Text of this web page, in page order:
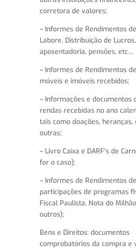
corretora de valores;
– Informes de Rendimentos
Labore, Distribuição de Lucros,
aposentadoria, pensões, etc…
– Informes de Rendimentos
móveis e imóveis recebidos;
– Informações e documentos
rendas recebidas no ano
tais como doações, heranças,
outras;
– Livro Caixa e DARF’s de
for o caso);
– Informes de Rendimentos de
participações de programas
Fiscal Paulista, Nota do
outros);
Bens e Direitos: documentos
comprobatórios da compra e